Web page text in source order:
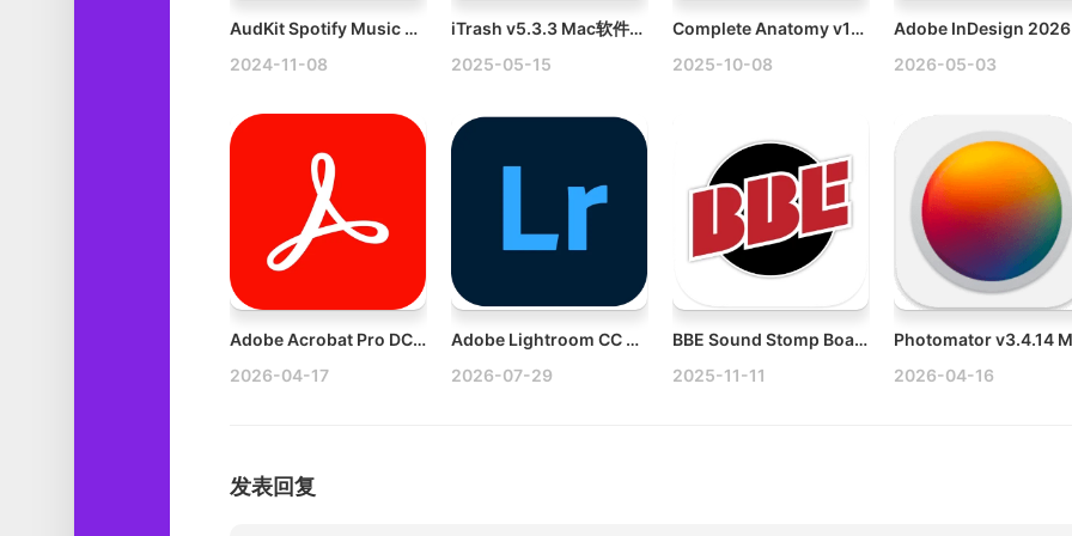
AudKit Spotify Music Converter v2.9.0 Mac Spotify音乐转换器
2024-11-08
iTrash v5.3.3 Mac软件卸载工具破解版
2025-05-15
Complete Anatomy v11.5 Mac 3D人体全构造破解版
2025-10-08
2026-05-03
Adobe Acrobat Pro DC v26.001.21431 Mac强大的PDF编辑破解版下载
2026-04-17
Adobe Lightroom CC v9.4.1 Mac照片编辑和管理软件破解版
2026-07-29
BBE Sound Stomp Board v1.7.1 Mac虚拟吉他踏板效果器插件
2025-11-11
2026-04-16
发表回复